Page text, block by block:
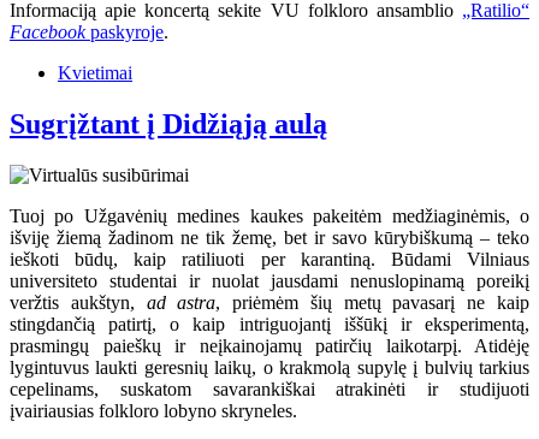
Informaciją apie koncertą sekite VU folkloro ansamblio „Ratilio“
Facebookpaskyroje.
Kvietimai
Sugrįžtant į Didžiąją aulą
Tuoj po Užgavėnių medines kaukes pakeitėm medžiaginėmis, o
išviję žiemą žadinom ne tik žemę, bet ir savo kūrybiškumą – teko
ieškoti būdų, kaip ratiliuoti per karantiną. Būdami Vilniaus
universiteto studentai ir nuolat jausdami nenuslopinamą poreikį
veržtis aukštyn, ad astra, priėmėm šių metų pavasarį ne kaip
stingdančią patirtį, o kaip intriguojantį iššūkį ir eksperimentą,
prasmingų paieškų ir neįkainojamų patirčių laikotarpį. Atidėję
lygintuvus laukti geresnių laikų, o krakmolą supylę į bulvių tarkius
cepelinams, suskatom savarankiškai atrakinėti ir studijuoti
įvairiausias folkloro lobyno skryneles.